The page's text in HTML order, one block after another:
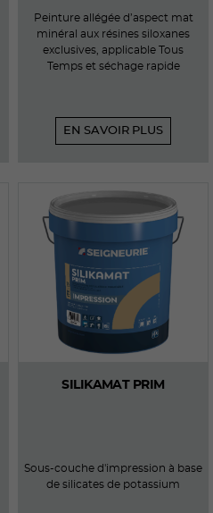
Peinture allégée d’aspect mat
minéral aux résines siloxanes
exclusives, applicable Tous
Temps et séchage rapide
EN SAVOIR PLUS
SILIKAMAT PRIM
Sous-couche d'impression à base
de silicates de potassium